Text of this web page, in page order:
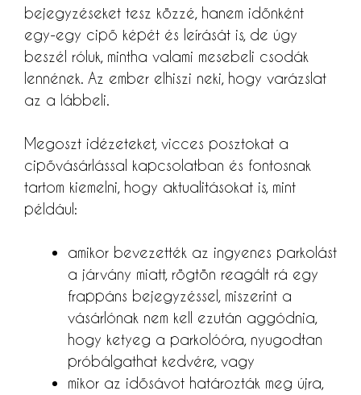
bejegyzéseket tesz közzé, hanem időnként
egy-egy cipő képét és leírását is, de úgy
beszél róluk, mintha valami mesebeli csodák
lennének. Az ember elhiszi neki, hogy varázslat
az a lábbeli.
Megoszt idézeteket, vicces posztokat a
cipővásárlással kapcsolatban és fontosnak
tartom kiemelni, hogy aktualitásokat is, mint
például:
amikor bevezették az ingyenes parkolást
a járvány miatt, rögtön reagált rá egy
frappáns bejegyzéssel, miszerint a
vásárlónak nem kell ezután aggódnia,
hogy ketyeg a parkolóóra, nyugodtan
próbálgathat kedvére, vagy
mikor az idősávot határozták meg újra,